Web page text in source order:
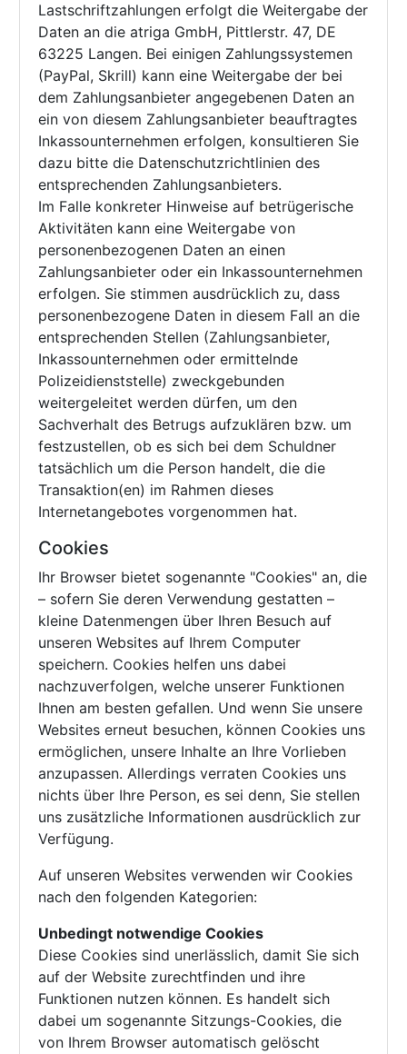
Lastschriftzahlungen erfolgt die Weitergabe der
Daten an die atriga GmbH, Pittlerstr. 47, DE
63225 Langen. Bei einigen Zahlungssystemen
(PayPal, Skrill) kann eine Weitergabe der bei
dem Zahlungsanbieter angegebenen Daten an
ein von diesem Zahlungsanbieter beauftragtes
Inkassounternehmen erfolgen, konsultieren Sie
dazu bitte die Datenschutzrichtlinien des
entsprechenden Zahlungsanbieters.
Im Falle konkreter Hinweise auf betrügerische
Aktivitäten kann eine Weitergabe von
personenbezogenen Daten an einen
Zahlungsanbieter oder ein Inkassounternehmen
erfolgen. Sie stimmen ausdrücklich zu, dass
personenbezogene Daten in diesem Fall an die
entsprechenden Stellen (Zahlungsanbieter,
Inkassounternehmen oder ermittelnde
Polizeidienststelle) zweckgebunden
weitergeleitet werden dürfen, um den
Sachverhalt des Betrugs aufzuklären bzw. um
festzustellen, ob es sich bei dem Schuldner
tatsächlich um die Person handelt, die die
Transaktion(en) im Rahmen dieses
Internetangebotes vorgenommen hat.
Cookies
Ihr Browser bietet sogenannte "Cookies" an, die
– sofern Sie deren Verwendung gestatten –
kleine Datenmengen über Ihren Besuch auf
unseren Websites auf Ihrem Computer
speichern. Cookies helfen uns dabei
nachzuverfolgen, welche unserer Funktionen
Ihnen am besten gefallen. Und wenn Sie unsere
Websites erneut besuchen, können Cookies uns
ermöglichen, unsere Inhalte an Ihre Vorlieben
anzupassen. Allerdings verraten Cookies uns
nichts über Ihre Person, es sei denn, Sie stellen
uns zusätzliche Informationen ausdrücklich zur
Verfügung.
Auf unseren Websites verwenden wir Cookies
nach den folgenden Kategorien:
Unbedingt notwendige Cookies
Diese Cookies sind unerlässlich, damit Sie sich
auf der Website zurechtfinden und ihre
Funktionen nutzen können. Es handelt sich
dabei um sogenannte Sitzungs-Cookies, die
von Ihrem Browser automatisch gelöscht